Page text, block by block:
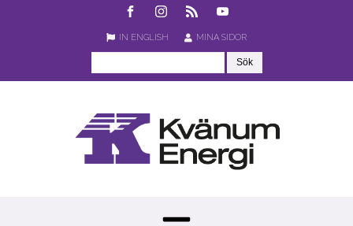
IN ENGLISH MINA SIDOR